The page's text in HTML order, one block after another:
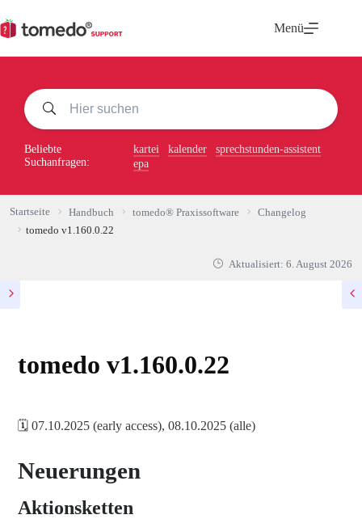
Inhalt
springen
Menü
Beliebte
Suchanfragen:
kartei kalender
sprechstunden-assistent
epa
Startseite Handbuch tomedo® Praxissoftware
Changelog
tomedo v1.160.0.22
Aktualisiert: 6. August 2026
tomedo v1.160.0.22
🗓️ 07.10.2025 (early access), 08.10.2025 (alle)
Neuerungen
Aktionsketten